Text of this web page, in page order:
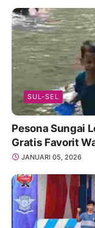
SUL-SEL
Pesona Sungai
Gratis Favorit
JANUARI 05, 2026